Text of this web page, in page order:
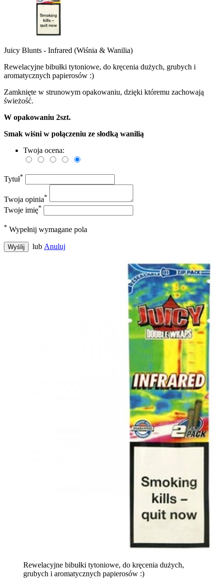
Juicy Blunts - Infrared (Wiśnia & Wanilia)
Rewelacyjne bibułki tytoniowe, do kręcenia dużych, grubych i
aromatycznych papierosów :)
Zamknięte w strunowym opakowaniu, dzięki któremu zachowają
świeżość.
W opakowaniu 2szt.
Smak wiśni w połączeniu ze słodką wanilią
Twoja ocena:
Tytuł*
Twoja opinia*
Twoje imię*
* Wypełnij wymagane pola
Wyślij lub Anuluj
Rewelacyjne bibułki tytoniowe, do kręcenia dużych,
grubych i aromatycznych papierosów :)